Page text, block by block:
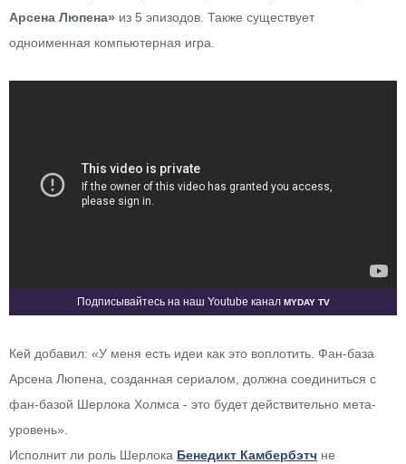
Арсена Люпена» из 5 эпизодов. Также существует
одноименная компьютерная игра.
Подписывайтесь на наш Youtube канал Myday TV
Кей добавил: «У меня есть идеи как это воплотить. Фан-база
Арсена Люпена, созданная сериалом, должна соединиться с
фан-базой Шерлока Холмса - это будет действительно мета-
уровень».
Исполнит ли роль Шерлока Бенедикт Камбербэтч не